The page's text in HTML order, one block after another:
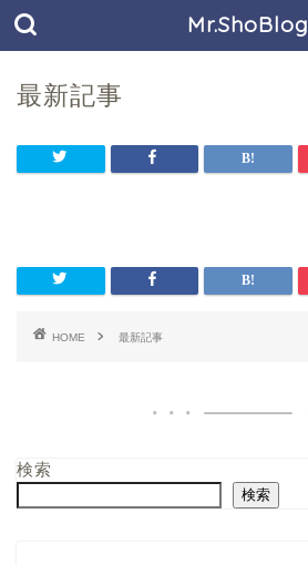
Mr.ShoBlog
最新記事
HOME 最新記事
検索
検索